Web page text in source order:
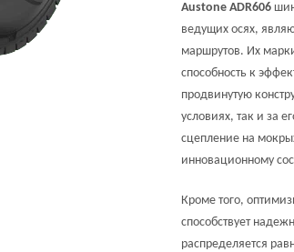
Austone ADR606
ведущих осях,
маршрутов. Их
способность к
продвинутую
условиях, так и за
сцепление на
инновационному
Кроме того,
способствует
распределяется